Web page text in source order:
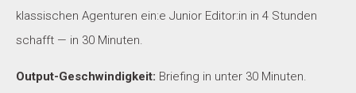
klassischen Agenturen ein:e Junior Editor:in in 4 Stunden
schafft — in 30 Minuten.
Output-Geschwindigkeit: Briefing in unter 30 Minuten.